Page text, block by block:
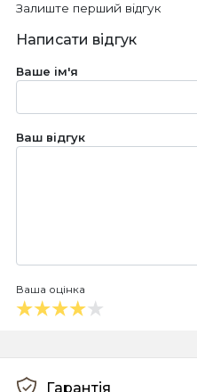
Залиште перший відгук
Написати відгук
Ваше ім'я
Ваш відгук
Ваша оцінка
Гарантія